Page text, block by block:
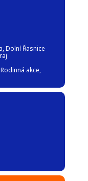
, Dolní Řasnice
Rodinná akce,